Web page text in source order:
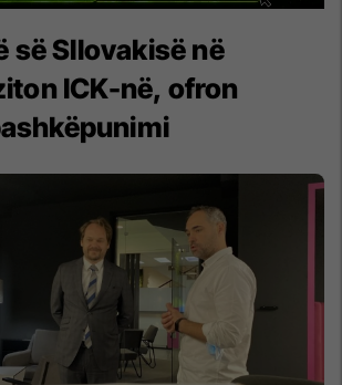
së Sllovakisë në
ICK-në, ofron